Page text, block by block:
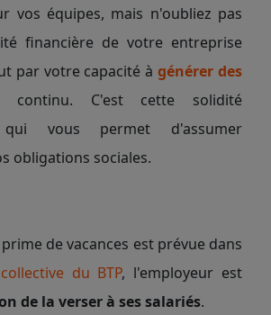
vos équipes, mais n'oubliez pas
financière de votre entreprise
par votre capacité àgénérer des
C'est cette solidité
qui vous permet d'assumer
obligations sociales.
de vacances est prévue dans
du BTP, l'employeur est
de la verserà ses salariés.